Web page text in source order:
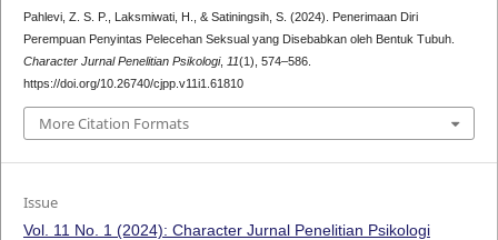
Pahlevi, Z. S. P., Laksmiwati, H., & Satiningsih, S. (2024). Penerimaan Diri
Perempuan Penyintas Pelecehan Seksual yang Disebabkan oleh Bentuk Tubuh.
Character Jurnal Penelitian Psikologi, 11(1), 574–586.
https://doi.org/10.26740/cjpp.v11i1.61810
More Citation Formats
Issue
Vol. 11 No. 1 (2024): Character Jurnal Penelitian Psikologi